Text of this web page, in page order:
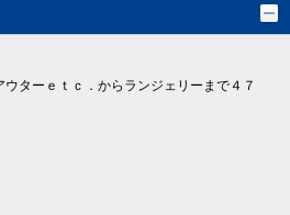
ターｅｔｃ．からランジェリーまで４７